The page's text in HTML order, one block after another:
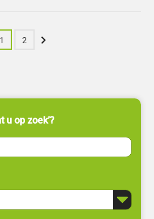
1 2 Volgende
u op zoek’?